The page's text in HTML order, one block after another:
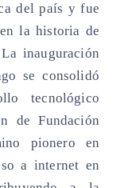
del país y fue
la historia de
inauguración
se consolidó
tecnológico
de Fundación
pionero en
a internet en